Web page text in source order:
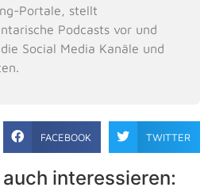
Portale, stellt
Podcasts vor und
Social Media Kanäle und
FACEBOOK TWITTER
interessieren: